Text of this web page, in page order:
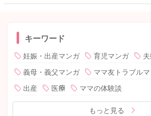
キーワード
妊娠・出産マンガ 育児マンガ
義母・義父マンガ
ママ友トラブル
出産
医療 ママの体験談
もっと見る